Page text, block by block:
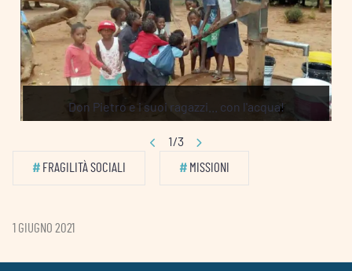
Don Pietro e i suoi ragazzi... con l'acqua!
1/3
# FRAGILITÀ SOCIALI # MISSIONI
1 GIUGNO 2021